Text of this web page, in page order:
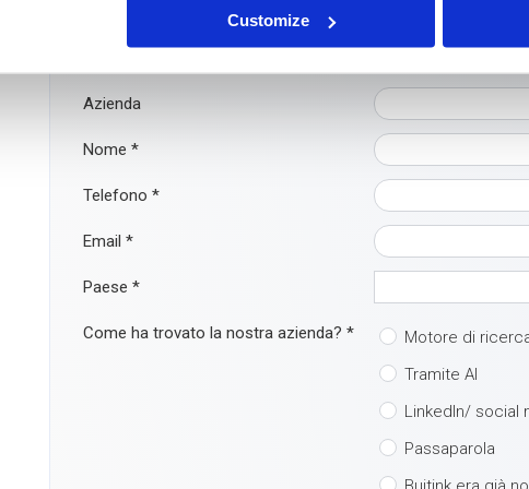
Customize
Ma è ancora più facile: compilate direttamente il modulo di
Azienda
Nome *
Telefono *
Email *
Paese *
Come ha trovato la nostra azienda? *
Motore di
Tramite AI
LinkedIn/ social
Passaparola